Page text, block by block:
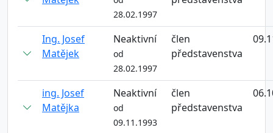
28.02.1997
Ing. Josef
Matějek
Neaktivní
od
28.02.1997
člen
představenstva
ing. Josef
Matějka
Neaktivní
od
09.11.1993
člen
představenstva